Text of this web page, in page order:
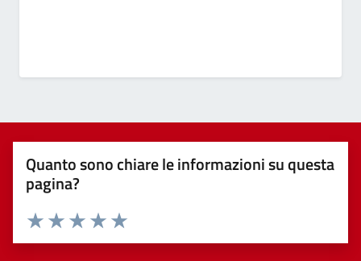
Quanto sono chiare le informazioni su questa
pagina?
Valuta 5 stelle su 5
Valuta 4 stelle su 5
Valuta 3 stelle su 5
Valuta 2 stelle su 5
Valuta 1 stelle su 5